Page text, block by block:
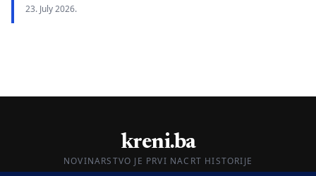
23. July 2026.
kreni.ba
NOVINARSTVO JE PRVI NACRT HISTORIJE